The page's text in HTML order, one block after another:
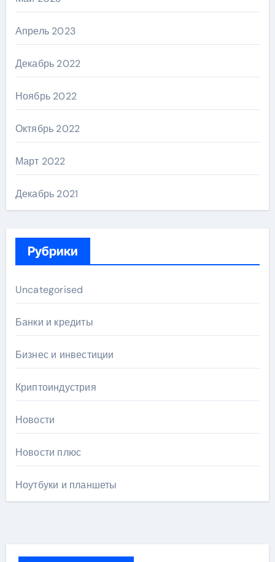
Апрель 2023
Декабрь 2022
Ноябрь 2022
Октябрь 2022
Март 2022
Декабрь 2021
Рубрики
Uncategorised
Банки и кредиты
Бизнес и инвестиции
Криптоиндустрия
Новости
Новости плюс
Ноутбуки и планшеты